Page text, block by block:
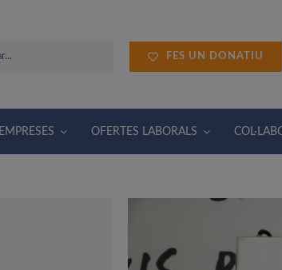
FES UN DONATIU
OFERTES LABORALS